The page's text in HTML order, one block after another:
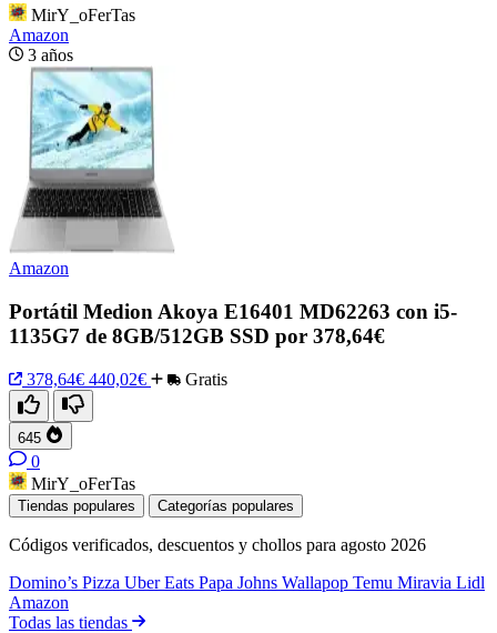
MirY_oFerTas
Amazon
3 años
Amazon
Portátil Medion Akoya E16401 MD62263 con i5-
1135G7 de 8GB/512GB SSD por 378,64€
378,64€ 440,02€ Gratis
645
0
MirY_oFerTas
Tiendas populares Categorías populares
Códigos verificados, descuentos y chollos para agosto 2026
Domino’s Pizza Uber Eats Papa Johns Wallapop Temu Miravia Lidl
Amazon
Todas las tiendas